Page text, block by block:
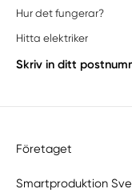
Hur det fungerar?
Hitta elektriker
Skriv in ditt
Företaget
Smartproduktion